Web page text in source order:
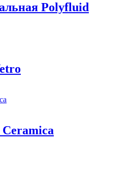
Polyfluid